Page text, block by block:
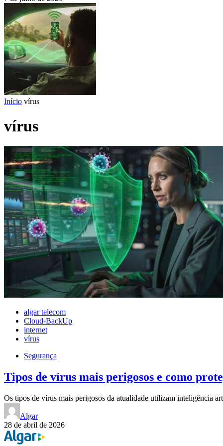
Início vírus
vírus
algar telecom
Cloud-BackUp
internet
vírus
Segurança
Tipos de vírus mais perigosos e como
Os tipos de vírus mais perigosos da atualidade utilizam inteligência
Algar
28 de abril de 2026